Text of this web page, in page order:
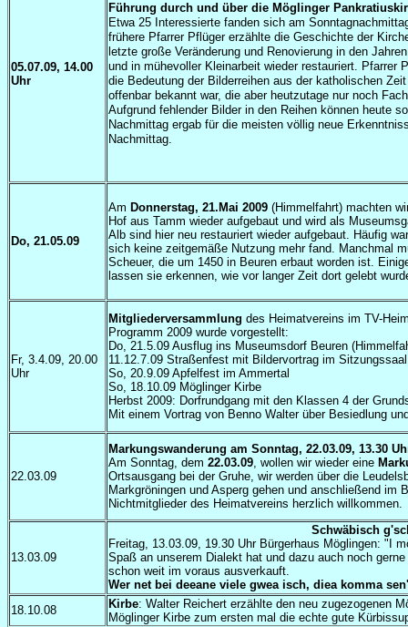
05.07.09, 14.00
Uhr
Führung durch und über die Möglinger
Etwa 25 Interessierte fanden sich am
frühere Pfarrer Pflüger erzählte die Geschichte der
letzte große Veränderung und Renovierung in den
und in mühevoller Kleinarbeit wieder restauriert. Pfarrer
die Bedeutung der Bilderreihen aus der katholischen
offenbar bekannt war, die aber heutzutage nur noch
Aufgrund fehlender Bilder in den Reihen können heute
Nachmittag ergab für die meisten völlig neue
Nachmittag.
Do, 21.05.09
Am Donnerstag, 21.Mai 2009 (Himmelfahrt) machten
Hof aus Tamm wieder aufgebaut und wird als
Alb sind hier neu restauriert wieder aufgebaut. Häufig
sich keine zeitgemäße Nutzung mehr fand. Manchmal
Scheuer, die um 1450 in Beuren erbaut worden ist.
lassen sie erkennen, wie vor langer Zeit dort gelebt
Fr, 3.4.09, 20.00
Uhr
Mitgliederversammlung des Heimatvereins im TV-
Programm 2009 wurde vorgestellt:
Do, 21.5.09 Ausflug ins Museumsdorf Beuren
11.12.7.09 Straßenfest mit Bildervortrag im Sitzungssaal
So, 20.9.09 Apfelfest im Ammertal
So, 18.10.09 Möglinger Kirbe
Herbst 2009: Dorfrundgang mit den Klassen 4 der
Mit einem Vortrag von Benno Walter über Besiedlung
22.03.09
Markungswanderung am Sonntag, 22.03.09, 13.30
Am Sonntag, dem 22.03.09, wollen wir wieder eine
Ortsausgang bei der Gruhe, wir werden über die
Markgröningen und Asperg gehen und anschließend
Nichtmitglieder des Heimatvereins herzlich willkommen.
13.03.09
Schwäbisch
Freitag, 13.03.09, 19.30 Uhr Bürgerhaus Möglingen: "I
Spaß an unserem Dialekt hat und dazu auch noch
schon weit im voraus ausverkauft.
Wer net bei deeane viele gwea isch, diea komma
18.10.08
Kirbe: Walter Reichert erzählte den neu zugezogenen
Möglinger Kirbe zum ersten mal die echte gute